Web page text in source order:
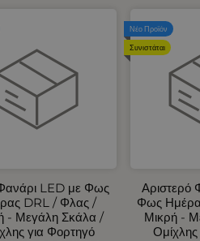
LED με Φως
DRL / Φλας /
- Μεγάλη Σκάλα /
για Φορτηγό
Αριστερό
Φως
Μικρή -
Νέο Προϊόν
Συνιστάται